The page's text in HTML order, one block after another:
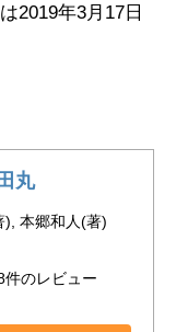
2019年3月17日
丸
), 本郷和人(著)
件のレビュー